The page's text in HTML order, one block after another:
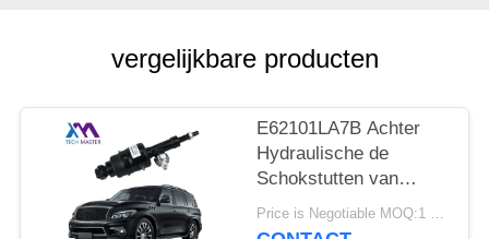
SITEMAP
PRIVACY
BELEID
vergelijkbare producten
E62101LA7B Achter
Hydraulische de
Schokstutten van
Nissan Patrol Infiniti
QX56 QX80
Price is Negotiable MOQ:1 PCs